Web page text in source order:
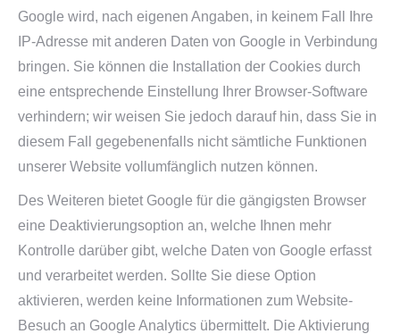
Google wird, nach eigenen Angaben, in keinem Fall Ihre
IP-Adresse mit anderen Daten von Google in Verbindung
bringen. Sie können die Installation der Cookies durch
eine entsprechende Einstellung Ihrer Browser-Software
verhindern; wir weisen Sie jedoch darauf hin, dass Sie in
diesem Fall gegebenenfalls nicht sämtliche Funktionen
unserer Website vollumfänglich nutzen können.
Des Weiteren bietet Google für die gängigsten Browser
eine Deaktivierungsoption an, welche Ihnen mehr
Kontrolle darüber gibt, welche Daten von Google erfasst
und verarbeitet werden. Sollte Sie diese Option
aktivieren, werden keine Informationen zum Website-
Besuch an Google Analytics übermittelt. Die Aktivierung